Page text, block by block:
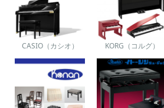
CASIO（カシオ） KORG（コルグ）